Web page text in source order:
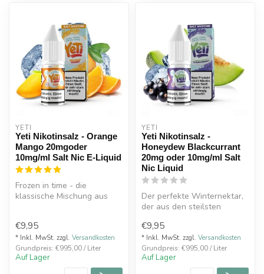
YETI
Yeti Nikotinsalz - Orange
Mango 20mgoder
10mg/ml Salt Nic E-Liquid
Frozen in time - die
klassische Mischung aus
€9,95
* Inkl. MwSt. zzgl. Versandkosten
Grundpreis: €995,00 / Liter
Auf Lager
YETI
Yeti Nikotinsalz -
Honeydew Blackcurrant
20mg oder 10mg/ml Salt
Nic Liquid
Der perfekte Winternektar,
der aus den steilsten
dann mi...
€9,95
* Inkl. MwSt. zzgl. Versandkosten
Grundpreis: €995,00 / Liter
Auf Lager